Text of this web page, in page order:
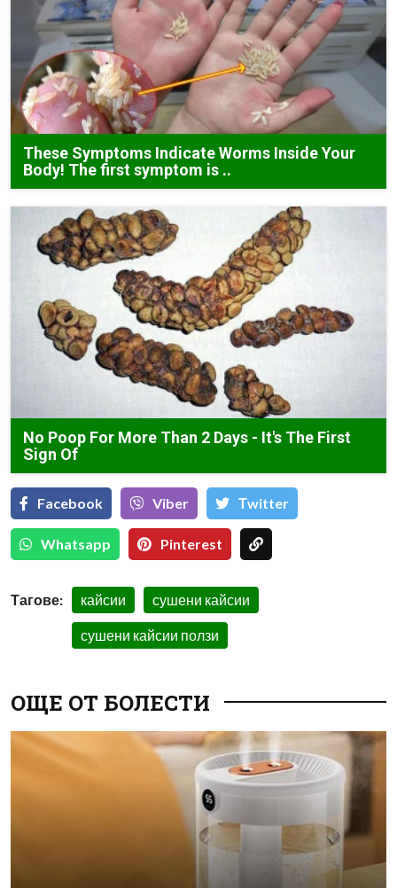
These Symptoms Indicate Worms Inside Your
Body! The first symptom is ..
No Poop For More Than 2 Days - It's The First
Sign Of
Facebook Viber Тwitter
Whatsapp Pinterest
Тагове: кайсии сушени кайсии
сушени кайсии ползи
ОЩЕ ОТ БОЛЕСТИ